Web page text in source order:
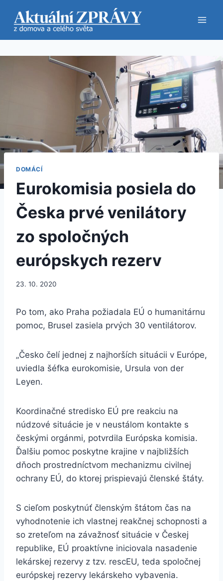
obsah
DOMÁCÍ
Eurokomisia posiela do
Česka prvé venilátory
zo spoločných
európskych rezerv
23. 10. 2020
Po tom, ako Praha požiadala EÚ o humanitárnu
pomoc, Brusel zasiela prvých 30 ventilátorov.
„Česko čelí jednej z najhorších situácii v Európe,
uviedla šéfka eurokomisie, Ursula von der
Leyen.
Koordinačné stredisko EÚ pre reakciu na
núdzové situácie je v neustálom kontakte s
českými orgánmi, potvrdila Európska komisia.
Ďalšiu pomoc poskytne krajine v najbližších
dňoch prostredníctvom mechanizmu civilnej
ochrany EÚ, do ktorej prispievajú členské štáty.
S cieľom poskytnúť členským štátom čas na
vyhodnotenie ich vlastnej reakčnej schopnosti a
so zreteľom na závažnosť situácie v Českej
republike, EÚ proaktívne iniciovala nasadenie
lekárskej rezervy z tzv. rescEU, teda spoločnej
európskej rezervy lekárskeho vybavenia.